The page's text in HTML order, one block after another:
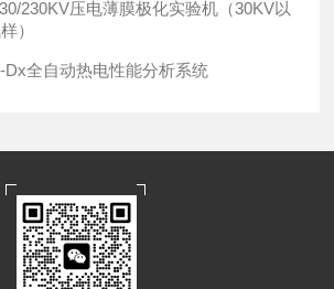
230KV压电薄膜极化实验机（30KV以
）
Dx全自动热电性能分析系统